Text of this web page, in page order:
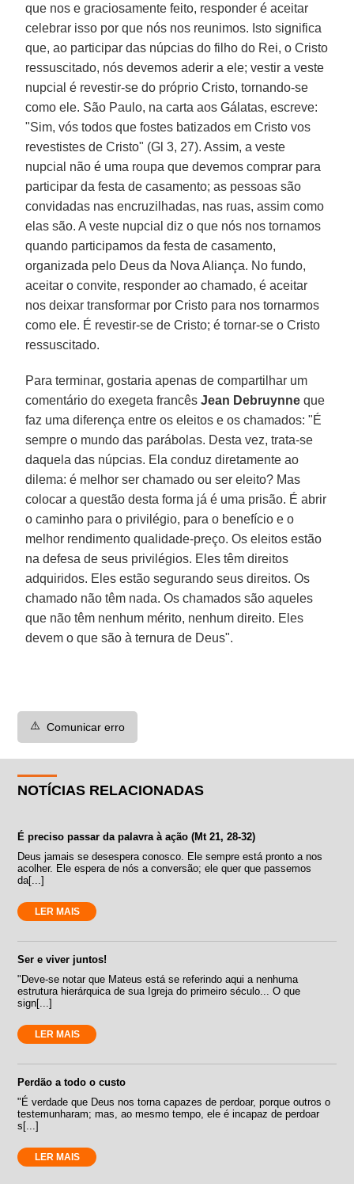
que nos e graciosamente feito, responder é aceitar
celebrar isso por que nós nos reunimos. Isto significa
que, ao participar das núpcias do filho do Rei, o Cristo
ressuscitado, nós devemos aderir a ele; vestir a veste
nupcial é revestir-se do próprio Cristo, tornando-se
como ele. São Paulo, na carta aos Gálatas, escreve:
"Sim, vós todos que fostes batizados em Cristo vos
revestistes de Cristo" (Gl 3, 27). Assim, a veste
nupcial não é uma roupa que devemos comprar para
participar da festa de casamento; as pessoas são
convidadas nas encruzilhadas, nas ruas, assim como
elas são. A veste nupcial diz o que nós nos tornamos
quando participamos da festa de casamento,
organizada pelo Deus da Nova Aliança. No fundo,
aceitar o convite, responder ao chamado, é aceitar
nos deixar transformar por Cristo para nos tornarmos
como ele. É revestir-se de Cristo; é tornar-se o Cristo
ressuscitado.
Para terminar, gostaria apenas de compartilhar um
comentário do exegeta francêsJean Debruynne que
faz uma diferença entre os eleitos e os chamados: "É
sempre o mundo das parábolas. Desta vez, trata-se
daquela das núpcias. Ela conduz diretamente ao
dilema: é melhor ser chamado ou ser eleito? Mas
colocar a questão desta forma já é uma prisão. É abrir
o caminho para o privilégio, para o benefício e o
melhor rendimento qualidade-preço. Os eleitos estão
na defesa de seus privilégios. Eles têm direitos
adquiridos. Eles estão segurando seus direitos. Os
chamado não têm nada. Os chamados são aqueles
que não têm nenhum mérito, nenhum direito. Eles
devem o que são à ternura de Deus".
⚠️ Comunicar erro
NOTÍCIAS RELACIONADAS
É preciso passar da palavra à ação (Mt 21, 28-32)
Deus jamais se desespera conosco. Ele sempre está pronto a nos
acolher. Ele espera de nós a conversão; ele quer que passemos
da[...]
LER MAIS
Ser e viver juntos!
"Deve-se notar que Mateus está se referindo aqui a nenhuma
estrutura hierárquica de sua Igreja do primeiro século... O que
sign[...]
LER MAIS
Perdão a todo o custo
"É verdade que Deus nos torna capazes de perdoar, porque outros o
testemunharam; mas, ao mesmo tempo, ele é incapaz de perdoar
s[...]
LER MAIS